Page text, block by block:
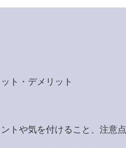
ト・デメリット
トや気を付けること、注意点